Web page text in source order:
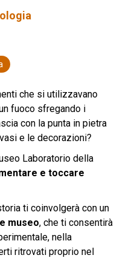
che si utilizzavano
fuoco sfregando i
con la punta in pietra
e le decorazioni?
Laboratorio della
e toccare
ti coinvolgerà con un
museo, che ti consentirà
nella
ritrovati proprio nel